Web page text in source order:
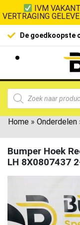
IVM
VERTRAGING
De goedkoopste
Home » Onderdelen
Bumper Hoek
LH 8X0807437